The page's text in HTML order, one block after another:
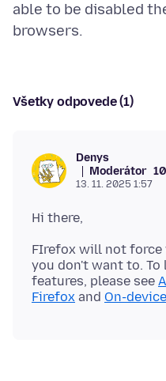
able to be disabled
Všetky odpovede (1)
Denys
Moderátor
13. 11. 2025 1:57
FIrefox will not force
you don't want to. To
features, please see
Firefox and On-